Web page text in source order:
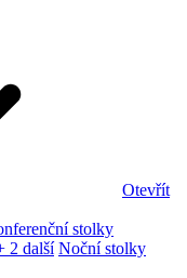
Otevřít
stolky
2 další Noční stolky